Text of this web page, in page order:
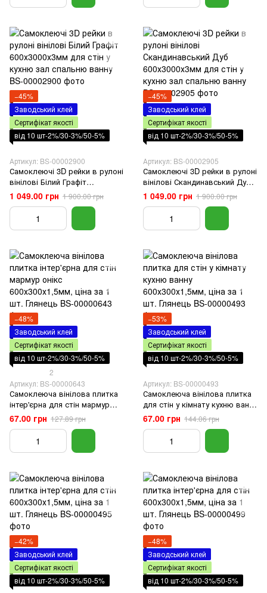
−45%
Заводський клей
Сертифікат якості
від 10 шт-2%/30-3%/50-5%
Артикул: BS-00002900
Самоклеючі 3D рейки в рулоні
вінілові Білий Графіт
600х3000х3мм для стін у кухню
зал спальню ванну
1 049.00 грн 1 900.00 грн
−45%
Заводський клей
Сертифікат якості
від 10 шт-2%/30-3%/50-5%
Артикул: BS-00002905
Самоклеючі 3D рейки в рулоні
вінілові Скандинавський Дуб
600х3000х3мм для стін у кухню
зал спальню ванну
1 049.00 грн 1 900.00 грн
−48%
Заводський клей
Сертифікат якості
від 10 шт-2%/30-3%/50-5%
2
Артикул: BS-00000643
Самоклеюча вінілова плитка
інтер'єрна для стін мармур
онікс 600х300х1,5мм, ціна за 1
шт. Глянець
67.00 грн 127.89 грн
−53%
Заводський клей
Сертифікат якості
від 10 шт-2%/30-3%/50-5%
Артикул: BS-00000493
Самоклеюча вінілова плитка
для стін у кімнату кухню ванну
600х300х1,5мм, ціна за 1 шт.
Глянець
67.00 грн 144.06 грн
−42%
Заводський клей
Сертифікат якості
від 10 шт-2%/30-3%/50-5%
−48%
Заводський клей
Сертифікат якості
від 10 шт-2%/30-3%/50-5%